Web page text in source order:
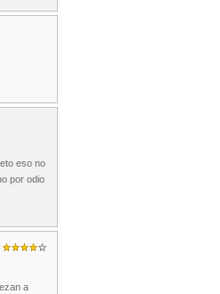
eso no
por odio
a